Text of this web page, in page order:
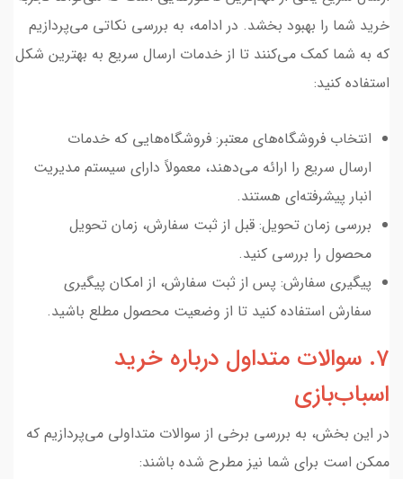
خرید شما را بهبود بخشد. در ادامه، به بررسی نکاتی می‌پردازیم
که به شما کمک می‌کنند تا از خدمات ارسال سریع به بهترین شکل
استفاده کنید:
انتخاب فروشگاه‌های معتبر: فروشگاه‌هایی که خدمات
ارسال سریع را ارائه می‌دهند، معمولاً دارای سیستم مدیریت
انبار پیشرفته‌ای هستند.
بررسی زمان تحویل: قبل از ثبت سفارش، زمان تحویل
محصول را بررسی کنید.
پیگیری سفارش: پس از ثبت سفارش، از امکان پیگیری
سفارش استفاده کنید تا از وضعیت محصول مطلع باشید.
7. سوالات متداول درباره خرید
اسباب‌بازی
در این بخش، به بررسی برخی از سوالات متداولی می‌پردازیم که
ممکن است برای شما نیز مطرح شده باشند: